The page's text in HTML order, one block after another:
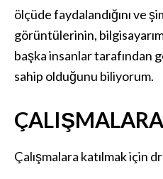
ölçüde faydalandığını ve
görüntülerinin,
başka insanlar tarafından
sahip olduğunu biliyorum.
Çalışmalara katılmak için